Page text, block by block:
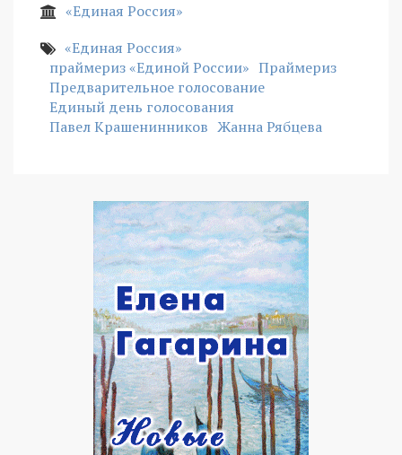
«Единая Россия»
«Единая Россия»
праймериз «Единой России» Праймериз
Предварительное голосование
Единый день голосования
Павел Крашенинников Жанна Рябцева